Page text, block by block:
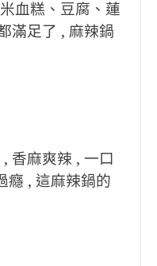
血糕、豆腐、蓮
滿足了 , 麻辣鍋
香麻爽辣 , 一口
癮 , 這麻辣鍋的